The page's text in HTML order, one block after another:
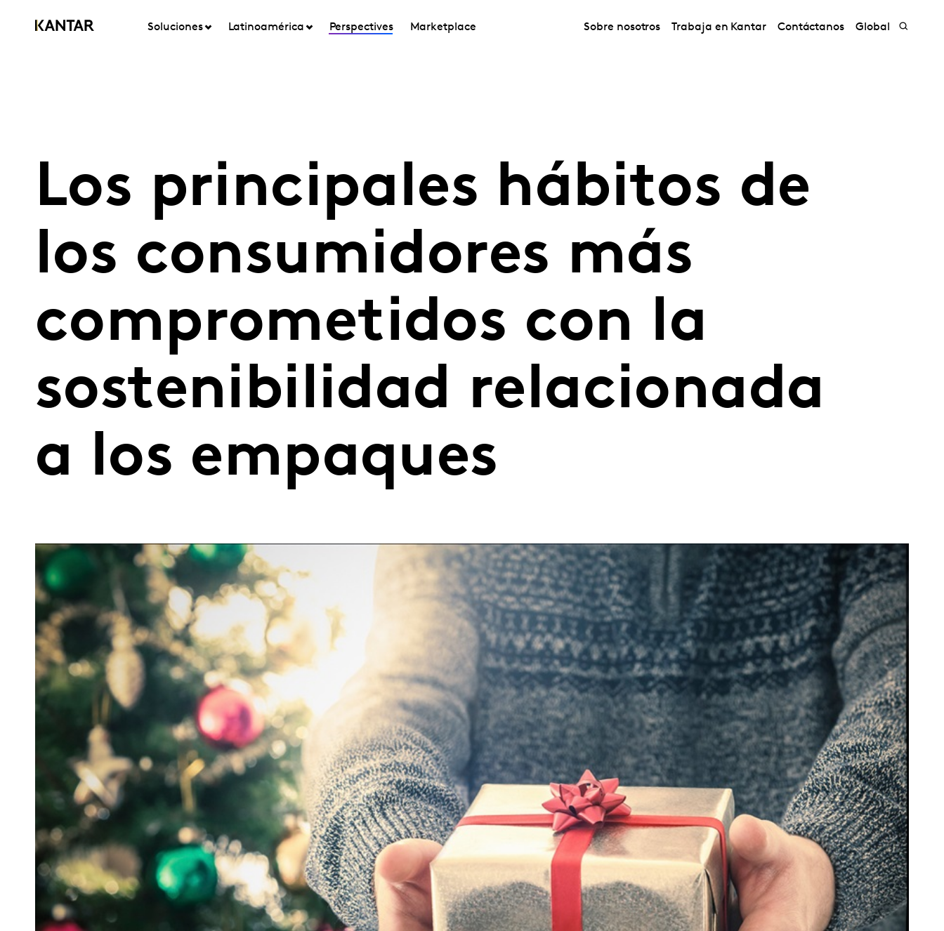
Soluciones Latinoamérica Perspectives Marketplace Sobre nosotros Trabaja en Kantar Contáctanos Global
Los principales hábitos de
los consumidores más
comprometidos con la
sostenibilidad relacionada
a los empaques